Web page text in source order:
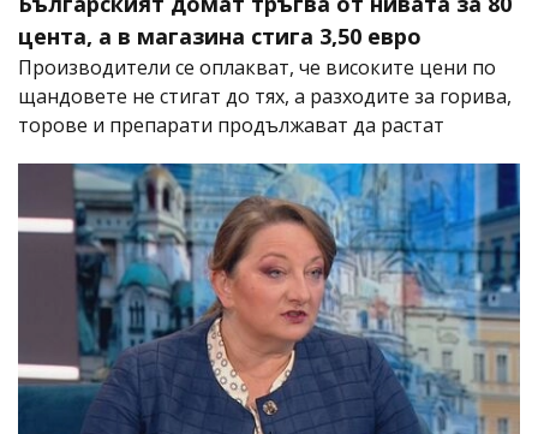
цента, а в магазина стига 3,50 евро
Производители се оплакват, че високите цени по
щандовете не стигат до тях, а разходите за горива,
торове и препарати продължават да растат